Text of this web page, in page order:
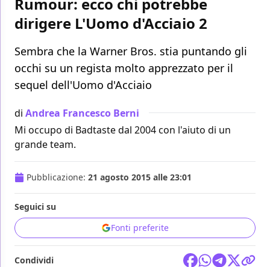
Rumour: ecco chi potrebbe
dirigere L'Uomo d'Acciaio 2
Sembra che la Warner Bros. stia puntando gli
occhi su un regista molto apprezzato per il
sequel dell'Uomo d'Acciaio
di Andrea Francesco Berni
Mi occupo di Badtaste dal 2004 con l'aiuto di un
grande team.
Pubblicazione: 21 agosto 2015 alle 23:01
Seguici su
Fonti preferite
Condividi